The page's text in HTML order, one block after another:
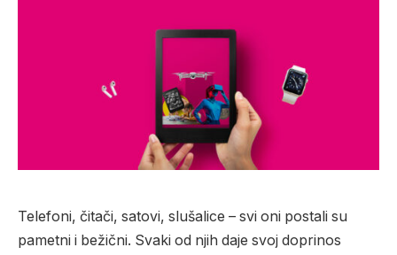
Telefoni, čitači, satovi, slušalice – svi oni postali su
pametni i bežični. Svaki od njih daje svoj doprinos